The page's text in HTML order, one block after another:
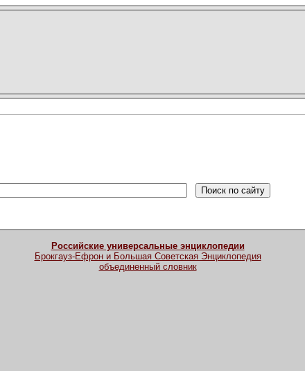
Российские универсальные энциклопедии
Брокгауз-Ефрон и Большая Советская Энциклопедия
объединенный словник